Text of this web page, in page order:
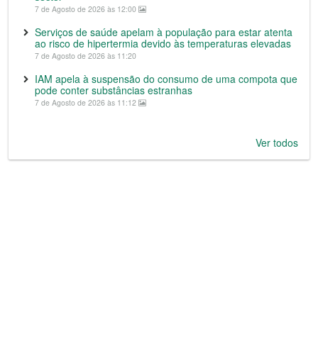
7 de Agosto de 2026 às 12:00
Serviços de saúde apelam à população para estar atenta
ao risco de hipertermia devido às temperaturas elevadas
7 de Agosto de 2026 às 11:20
IAM apela à suspensão do consumo de uma compota que
pode conter substâncias estranhas
7 de Agosto de 2026 às 11:12
Ver todos